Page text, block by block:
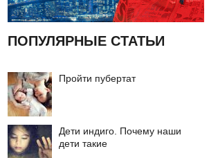
ПОПУЛЯРНЫЕ СТАТЬИ
Пройти пубертат
Дети индиго. Почему наши
дети такие